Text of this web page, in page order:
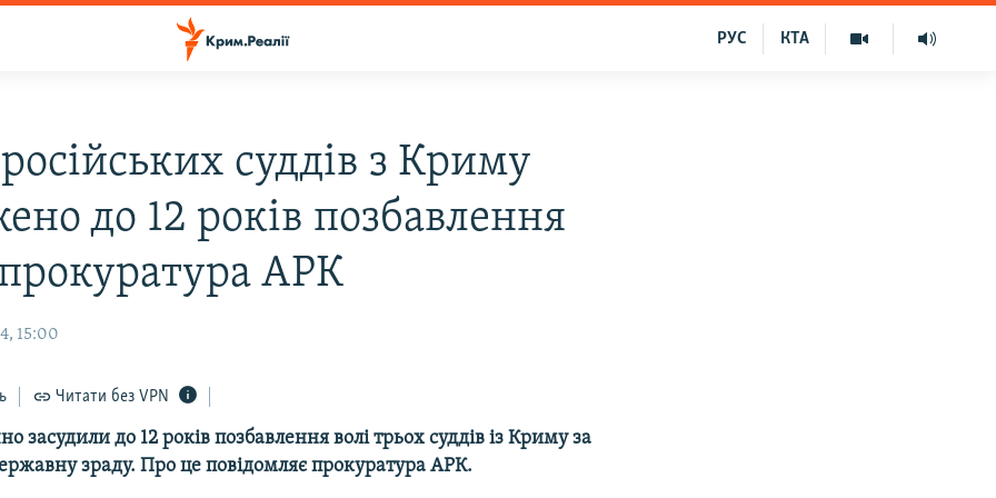
КТА
РУС
суддів з Криму
до 12 років позбавлення
прокуратура АРК
15:00
Читати без VPN
засудили до 12 років позбавлення волі трьох суддів із Криму за
зраду. Про це повідомляє прокуратура АРК.